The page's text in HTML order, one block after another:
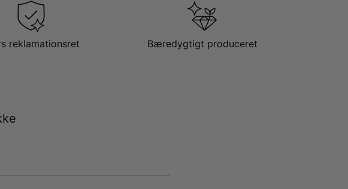
reklamationsret Bæredygtigt produceret